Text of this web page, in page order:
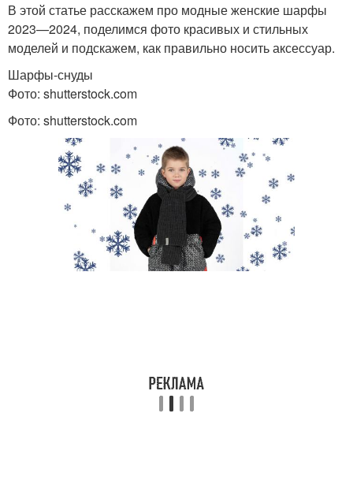
В этой статье расскажем про модные женские шарфы
2023—2024, поделимся фото красивых и стильных
моделей и подскажем, как правильно носить аксессуар.
Шарфы-снуды
Фото: shutterstock.com
Фото: shutterstock.com